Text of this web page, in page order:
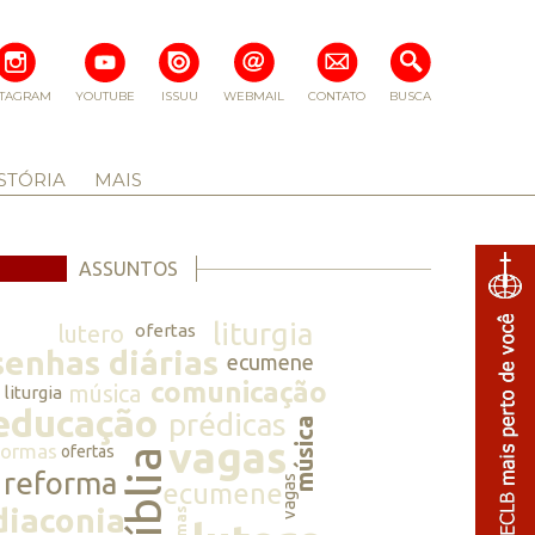
BUSCA
CONTATO
WEBMAIL
ISSUU
YOUTUBE
MAIS
ASSUNTOS
lutero ofertas liturgia
diárias ecumene
liturgia música comunicação
prédicasmúsica
ofertasbíbliavagas
reforma ecumenevagas